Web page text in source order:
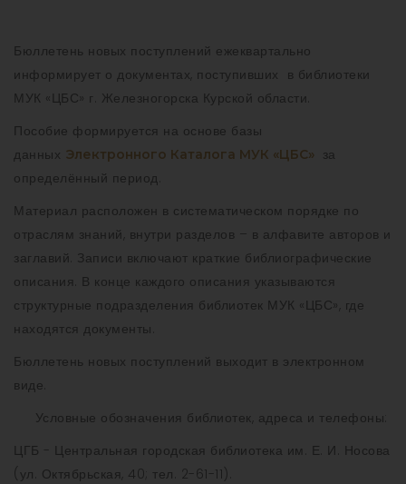
Бюллетень новых поступлений ежеквартально
информирует о документах, поступивших в библиотеки
МУК «ЦБС» г. Железногорска Курской области.
Пособие формируется на основе базы
данных Электронного Каталога МУК «ЦБС» за
определённый период.
Материал расположен в систематическом порядке по
отраслям знаний, внутри разделов – в алфавите авторов и
заглавий. Записи включают краткие библиографические
описания. В конце каждого описания указываются
структурные подразделения библиотек МУК «ЦБС», где
находятся документы.
Бюллетень новых поступлений выходит в электронном
виде.
Условные обозначения библиотек, адреса и телефоны:
ЦГБ - Центральная городская библиотека им. Е. И. Носова
(ул. Октябрьская, 40; тел. 2-61-11).